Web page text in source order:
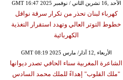
GMT 16:47 2025 الأحد ,16 تشرين الثاني / نوفمبر
كهرباء لبنان تحذر من تكرار سرقة نواقل
خطوط التوتر العالي وتهدد استقرار التغذية
الكهربائية
GMT 08:19 2025 الأربعاء ,12 آذار/ مارس
الشاعرة المغربية سناء الحافي تصدر ديوانها
"ملك القلوب" إهداءً للملك محمد السادس